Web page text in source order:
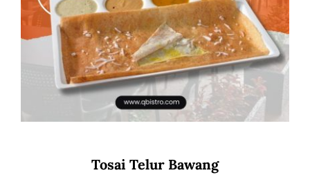
Tosai Telur Bawang